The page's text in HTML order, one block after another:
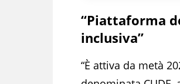
“Piattaforma
inclusiva”
“È attiva da metà